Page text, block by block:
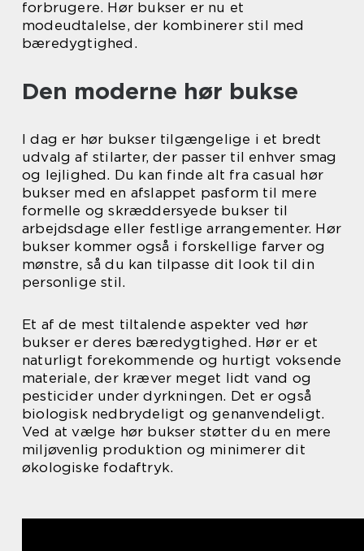
forbrugere. Hør bukser er nu et
modeudtalelse, der kombinerer stil med
bæredygtighed.
Den moderne hør bukse
I dag er hør bukser tilgængelige i et bredt
udvalg af stilarter, der passer til enhver smag
og lejlighed. Du kan finde alt fra casual hør
bukser med en afslappet pasform til mere
formelle og skræddersyede bukser til
arbejdsdage eller festlige arrangementer. Hør
bukser kommer også i forskellige farver og
mønstre, så du kan tilpasse dit look til din
personlige stil.
Et af de mest tiltalende aspekter ved hør
bukser er deres bæredygtighed. Hør er et
naturligt forekommende og hurtigt voksende
materiale, der kræver meget lidt vand og
pesticider under dyrkningen. Det er også
biologisk nedbrydeligt og genanvendeligt.
Ved at vælge hør bukser støtter du en mere
miljøvenlig produktion og minimerer dit
økologiske fodaftryk.